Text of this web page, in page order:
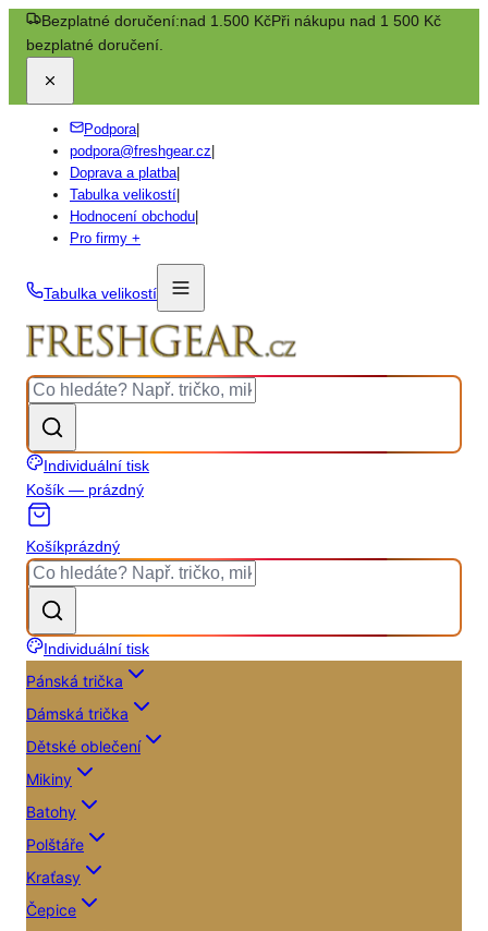
Bezplatné doručení:nad 1.500 KčPři nákupu nad 1 500 Kč
bezplatné doručení.
Podpora|
podpora@freshgear.cz
Doprava a platba|
Tabulka velikostí
Hodnocení obchodu
Pro firmy +
Tabulka velikostí
Individuální tisk
Košík — prázdný
Košíkprázdný
Individuální tisk
Pánská trička
Dámská trička
Dětské oblečení
Mikiny
Batohy
Polštáře
Kraťasy
Čepice